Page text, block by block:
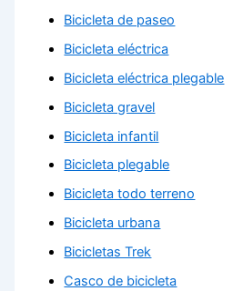
Bicicleta de paseo
Bicicleta eléctrica
Bicicleta eléctrica plegable
Bicicleta gravel
Bicicleta infantil
Bicicleta plegable
Bicicleta todo terreno
Bicicleta urbana
Bicicletas Trek
Casco de bicicleta